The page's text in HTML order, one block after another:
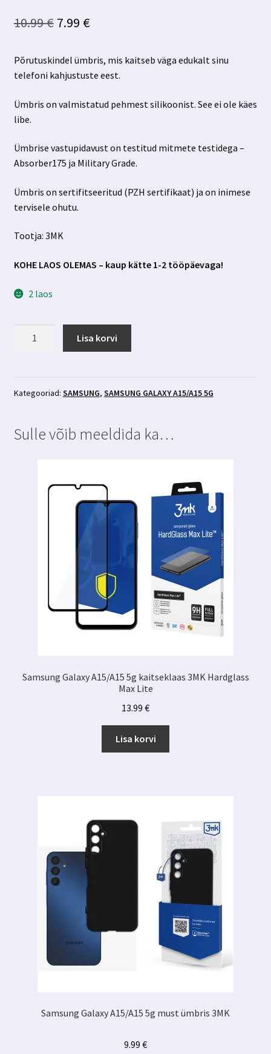
10.99€ Algne
oli:
7.99 €Praegune
on:
Põrutuskindel ümbris, mis kaitseb väga edukalt sinu
telefoni kahjustuste eest.
Ümbris on valmistatud pehmest silikoonist. See ei ole käes
libe.
Ümbrise vastupidavust on testitud mitmete testidega –
Absorber175 ja Military Grade.
Ümbris on sertifitseeritud (PZH sertifikaat) ja on inimese
tervisele ohutu.
Tootja: 3MK
KOHE LAOS OLEMAS – kaup kätte 1-2 tööpäevaga!
2 laos
läbipaistev
kogus
Lisa korvi
Kategooriad: SAMSUNG, SAMSUNG GALAXY A15/A15 5G
Sulle võib meeldida ka…
Samsung Galaxy A15/A15 5g kaitseklaas 3MK Hardglass
Max Lite
13.99 €
Lisa korvi
Samsung Galaxy A15/A15 5g must ümbris 3MK
9.99 €